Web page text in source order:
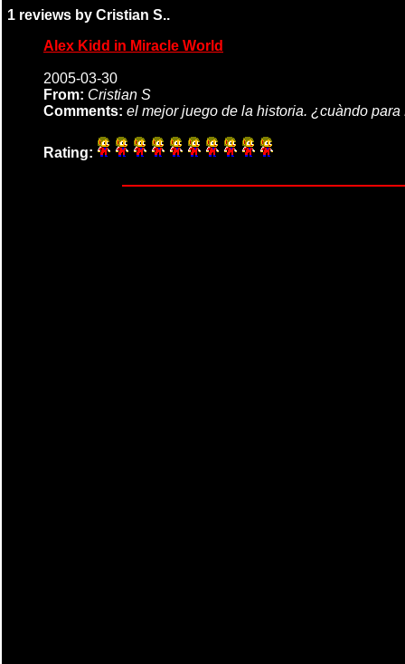
1 reviews by Cristian S..
Alex Kidd in Miracle World
2005-03-30
From: Cristian S
Comments: el mejor juego de la historia. ¿cuàndo
Rating: